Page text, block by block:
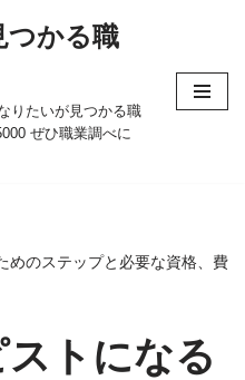
つかる職
りたいが見つかる職
ぜひ職業調べに
めのステップと必要な資格、費
トになる